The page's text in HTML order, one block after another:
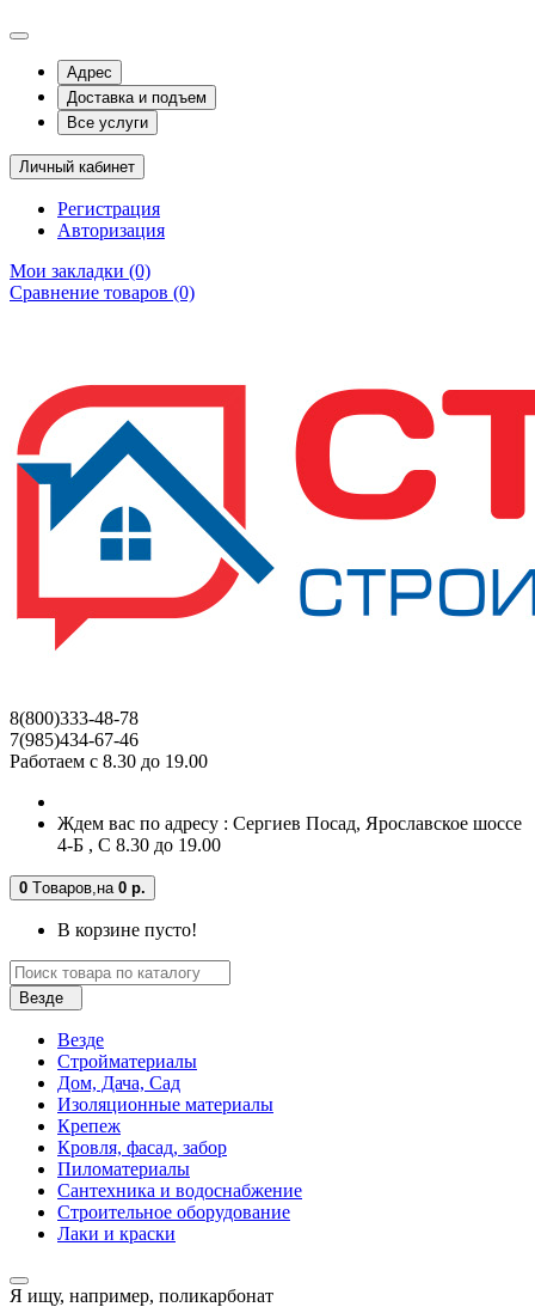
Адрес
Доставка и подъем
Все услуги
Личный кабинет
Регистрация
Авторизация
Мои закладки (0)
Сравнение товаров (0)
8(800)333-48-78
7(985)434-67-46
Работаем с 8.30 до 19.00
Ждем вас по адресу : Сергиев Посад, Ярославское шоссе
4-Б , С 8.30 до 19.00
0 Tоваров,на 0 р.
В корзине пусто!
Везде
Везде
Стройматериалы
Дом, Дача, Сад
Изоляционные материалы
Крепеж
Кровля, фасад, забор
Пиломатериалы
Сантехника и водоснабжение
Строительное оборудование
Лаки и краски
Я ищу, например, поликарбонат